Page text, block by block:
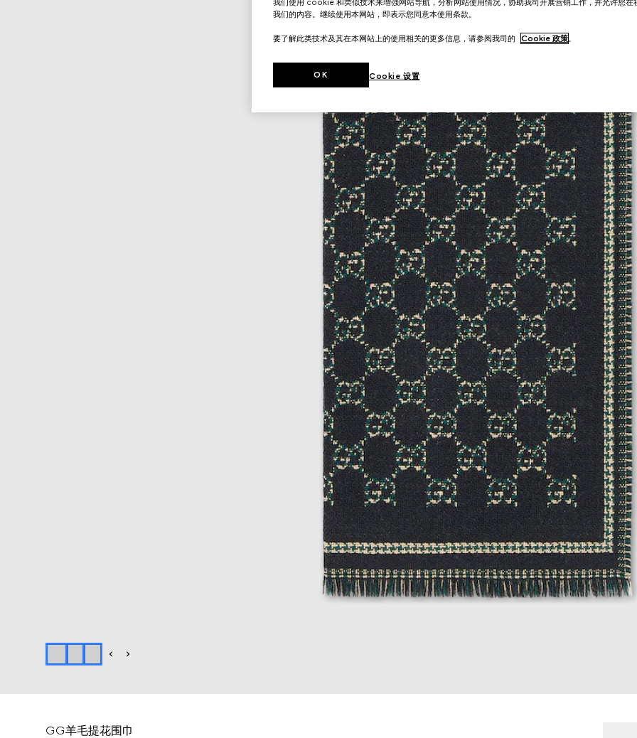
GG羊毛提花围巾
我们使用 cookie 和类似技术来增强网站导航，分析网站使用情况，协助我司开展营销工作，并允许您在
我们的内容。继续使用本网站，即表示您同意本使用条款。
要了解此类技术及其在本网站上的使用相关的更多信息，请参阅我司的 Cookie 政策。
Cookie 设置
OK